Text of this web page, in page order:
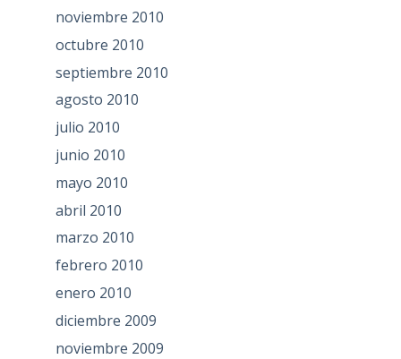
noviembre 2010
octubre 2010
septiembre 2010
agosto 2010
julio 2010
junio 2010
mayo 2010
abril 2010
marzo 2010
febrero 2010
enero 2010
diciembre 2009
noviembre 2009